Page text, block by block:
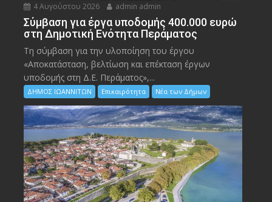
4 Αυγούστου 2026 admin admin
Σύμβαση για έργα υποδομής 400.000 ευρώ
στη Δημοτική Ενότητα Περάματος
Τη σύμβαση για την υλοποίηση του έργου
«Αποκατάσταση, βελτίωση και επέκταση έργων
υποδομής στη Δ.Ε. Περάματος»,...
ΔΗΜΟΣ ΙΩΑΝΝΙΤΩΝ Επικαιρότητα Νέα των Δήμων